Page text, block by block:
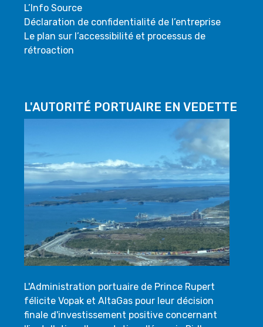
L’Info Source
Déclaration de confidentialité de l’entreprise
Le plan sur l’accessibilité et processus de
rétroaction
L'AUTORITÉ PORTUAIRE EN VEDETTE
L'Administration portuaire de Prince Rupert
félicite Vopak et AltaGas pour leur décision
finale d'investissement positive concernant